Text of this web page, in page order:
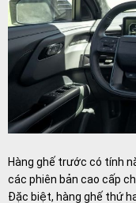
Hàng ghế trước có tính
các phiên bản cao cấp
Đặc biệt, hàng ghế thứ